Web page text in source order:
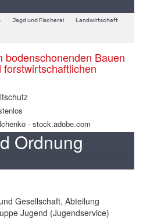
Jagd und Fischerei Landwirtschaft
bodenschonenden Bauen
forstwirtschaftlichen
- stock.adobe.com
Ordnung
Gesellschaft, Abteilung
Jugend (Jugendservice)